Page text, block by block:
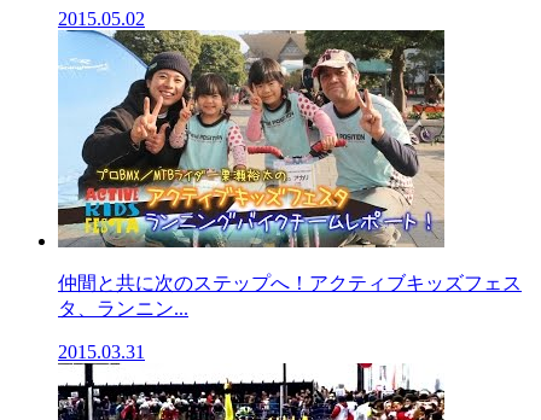
2015.05.02
仲間と共に次のステップへ！アクティブキッズフェス
タ、ランニン...
2015.03.31